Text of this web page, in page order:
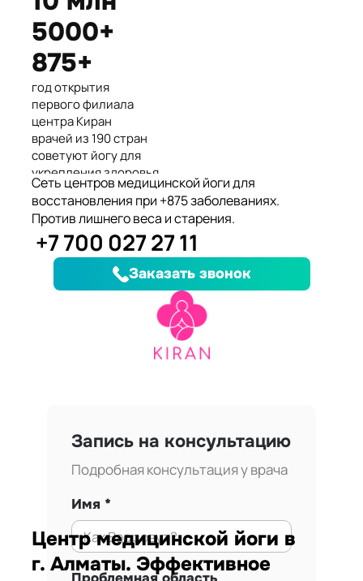
Международные призеры 2-го
Азиатского Чемпионата по
йогасана спорт и единственные
представители Казахстана.
5000+
875+
год открытия
первого филиала
центра Киран
врачей из 190 стран
советуют йогу для
укрепления здоровья
клиентов улучшили
здоровье и
качество жизни
заболеваний, при
которых йога
дополняет лечение
Сеть центров медицинской йоги для
восстановления при +875 заболеваниях.
Против лишнего веса и старения.
+7 700 027 27 11
Заказать звонок
Запись на консультацию
Подробная консультация у врача
Имя
Центр медицинской йоги в
г. Алматы. Эффективное